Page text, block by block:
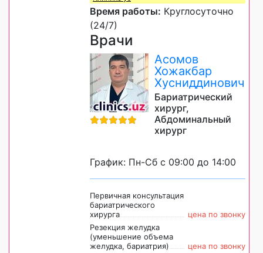
Время работы: Круглосуточно
(24/7)
Врачи
Асомов
Хожакбар
Хусниддинович
Бариатрический
хирург,
Абдоминальный
хирург
График: Пн-Сб с 09:00 до 14:00
Первичная консультация
бариатрического
хирурга
цена по звонку
Резекция желудка
(уменьшение объема
желудка, бариатрия)
цена по звонку